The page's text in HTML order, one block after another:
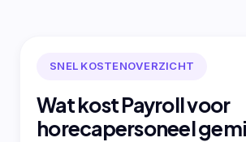
SNEL KOSTENOVERZICHT
Wat kost Payroll voor
horecapersoneel